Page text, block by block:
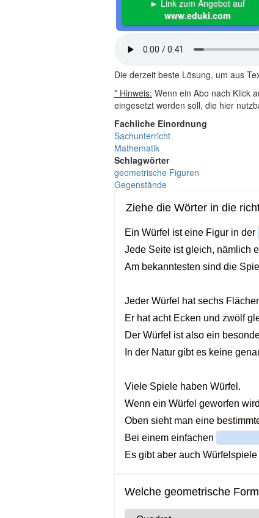
► Link zum Angebot auf
www.eduki.com
Die derzeit beste Lösung, um aus
* Hinweis: Wenn ein Abo nach Klick
eingesetzt werden soll, die hier
Fachliche Einordnung
Sachunterricht
Mathematik
Schlagwörter
geometrische Figuren
Gegenstände